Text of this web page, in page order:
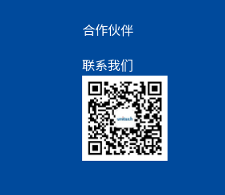
合作伙伴
联系我们